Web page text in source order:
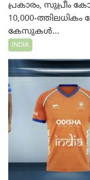
പ്രകാരം, സുപ്രീം
10,000-
കേസുകൾ...
INDIA